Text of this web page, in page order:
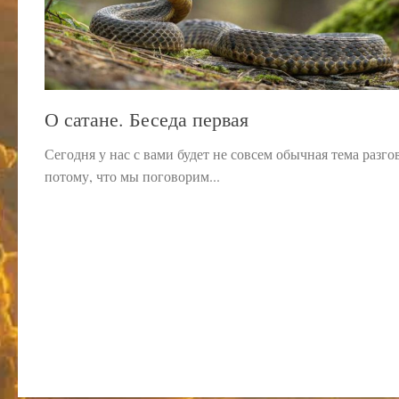
О сатане. Беседа первая
Сегодня у нас с вами будет не совсем обычная тема
потому, что мы поговорим...